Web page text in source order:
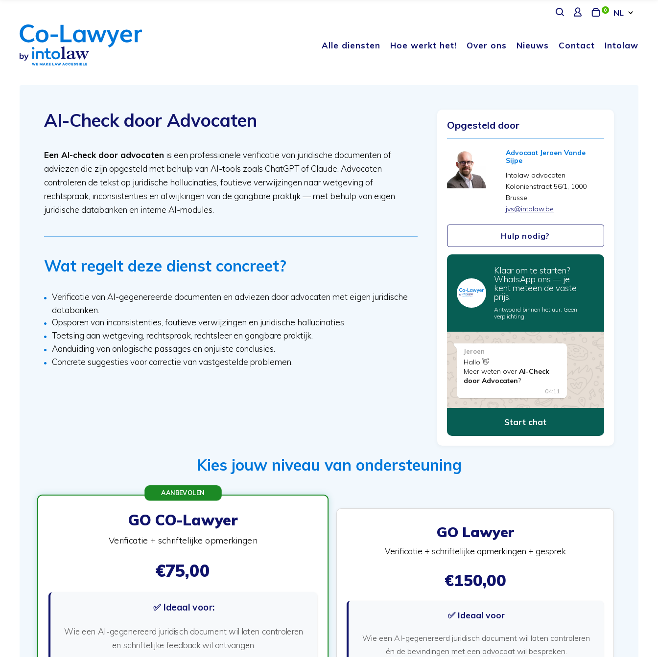
Translation
missing:
Aanmelden
0 NL
Alle diensten Hoe werkt het! Over ons Nieuws Contact Intolaw
AI-Check door Advocaten
Een AI-check door advocaten is een professionele verificatie van juridische documenten of
adviezen die zijn opgesteld met behulp van AI-tools zoals ChatGPT of Claude. Advocaten
controleren de tekst op juridische hallucinaties, foutieve verwijzingen naar wetgeving of
rechtspraak, inconsistenties en afwijkingen van de gangbare praktijk — met behulp van eigen
juridische databanken en interne AI-modules.
Wat regelt deze dienst concreet?
Verificatie van AI-gegenereerde documenten en adviezen door advocaten met eigen juridische
databanken.
Opsporen van inconsistenties, foutieve verwijzingen en juridische hallucinaties.
Toetsing aan wetgeving, rechtspraak, rechtsleer en gangbare praktijk.
Aanduiding van onlogische passages en onjuiste conclusies.
Concrete suggesties voor correctie van vastgestelde problemen.
Opgesteld door
Advocaat Jeroen Vande
Sijpe
Intolaw advocaten
Koloniënstraat 56/1, 1000
Brussel
jvs@intolaw.be
Hulp nodig?
Klaar om te starten?
WhatsApp ons — je
kent meteen de vaste
prijs.
Antwoord binnen het uur. Geen
verplichting.
Jeroen
Hallo 👋
Meer weten over AI-Check
door Advocaten?
04:11
Start chat
Kies jouw niveau van ondersteuning
AANBEVOLEN
GO CO-Lawyer
Verificatie + schriftelijke opmerkingen
€75,00
✅ Ideaal voor:
Wie een AI-gegenereerd juridisch document wil laten controleren
en schriftelijke feedback wil ontvangen.
GO Lawyer
Verificatie + schriftelijke opmerkingen + gesprek
€150,00
✅ Ideaal voor
Wie een AI-gegenereerd juridisch document wil laten controleren
én de bevindingen met een advocaat wil bespreken.